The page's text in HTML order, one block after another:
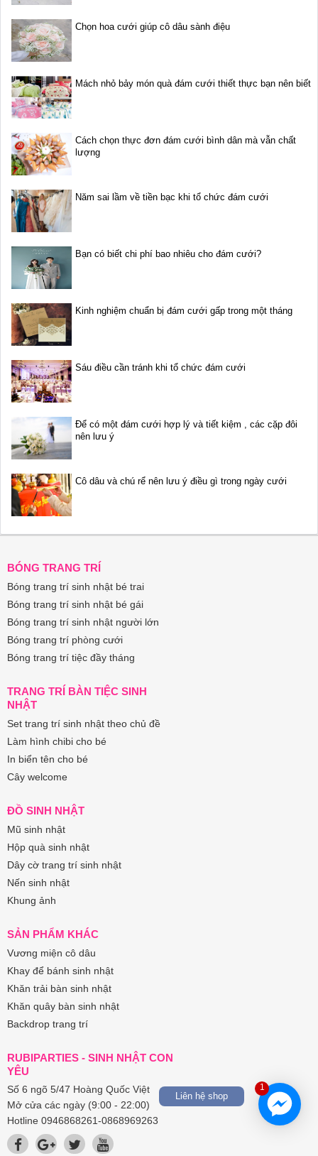
1
Liên hệ shop
Chọn hoa cưới giúp cô dâu sành điệu
Mách nhỏ bảy món quà đám cưới thiết thực bạn nên biết
Cách chọn thực đơn đám cưới bình dân mà vẫn chất
lượng
Năm sai lầm về tiền bạc khi tổ chức đám cưới
Bạn có biết chi phí bao nhiêu cho đám cưới?
Kinh nghiệm chuẩn bị đám cưới gấp trong một tháng
Sáu điều cần tránh khi tổ chức đám cưới
Để có một đám cưới hợp lý và tiết kiệm , các cặp đôi
nên lưu ý
Cô dâu và chú rể nên lưu ý điều gì trong ngày cưới
BÓNG TRANG TRÍ
Bóng trang trí sinh nhật bé trai
Bóng trang trí sinh nhật bé gái
Bóng trang trí sinh nhật người lớn
Bóng trang trí phòng cưới
Bóng trang trí tiệc đầy tháng
TRANG TRÍ BÀN TIỆC SINH
NHẬT
Set trang trí sinh nhật theo chủ đề
Làm hình chibi cho bé
In biển tên cho bé
Cây welcome
ĐỒ SINH NHẬT
Mũ sinh nhật
Hộp quà sinh nhật
Dây cờ trang trí sinh nhật
Nến sinh nhật
Khung ảnh
SẢN PHẨM KHÁC
Vương miện cô dâu
Khay để bánh sinh nhật
Khăn trải bàn sinh nhật
Khăn quây bàn sinh nhật
Backdrop trang trí
RUBIPARTIES - SINH NHẬT CON
YÊU
Số 6 ngõ 5/47 Hoàng Quốc Việt
Mở cửa các ngày (9:00 - 22:00)
Hotline 0946868261-0868969263